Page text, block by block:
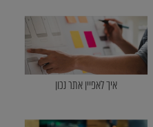
איך לאפיין אתר נכון